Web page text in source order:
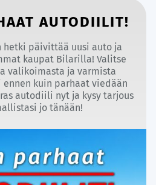
AUTODIILIT!
hetki päivittää uusi auto ja
kaupat Bilarilla! Valitse
valikoimasta ja varmista
kuin parhaat viedään
autodiili nyt ja kysy tarjous
jo tänään!